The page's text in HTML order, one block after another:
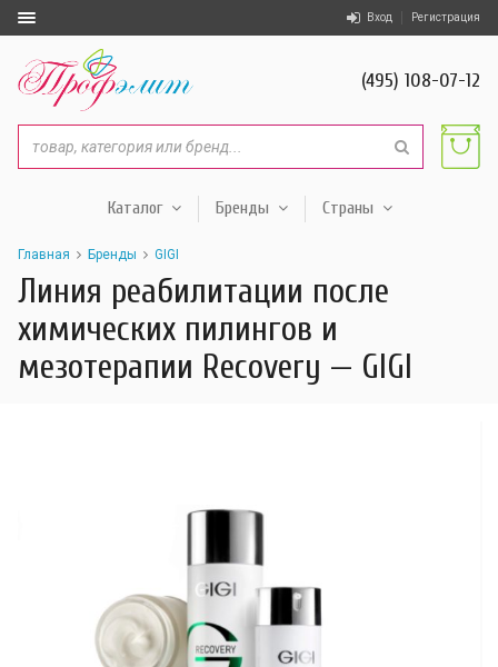
Вход Регистрация
(495) 108-07-12
Каталог Бренды Страны
Главная Бренды GIGI
Линия реабилитации после
химических пилингов и
мезотерапии Recovery — GIGI